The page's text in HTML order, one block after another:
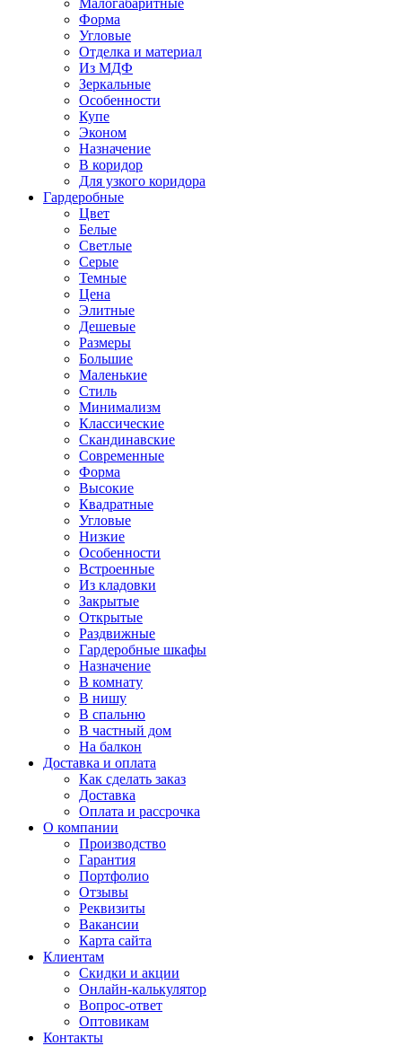
Малогабаритные
Форма
Угловые
Отделка и материал
Из МДФ
Зеркальные
Особенности
Купе
Эконом
Назначение
В коридор
Для узкого коридора
Гардеробные
Цвет
Белые
Светлые
Серые
Темные
Цена
Элитные
Дешевые
Размеры
Большие
Маленькие
Стиль
Минимализм
Классические
Скандинавские
Современные
Форма
Высокие
Квадратные
Угловые
Низкие
Особенности
Встроенные
Из кладовки
Закрытые
Открытые
Раздвижные
Гардеробные шкафы
Назначение
В комнату
В нишу
В спальню
В частный дом
На балкон
Доставка и оплата
Как сделать заказ
Доставка
Оплата и рассрочка
О компании
Производство
Гарантия
Портфолио
Отзывы
Реквизиты
Вакансии
Карта сайта
Клиентам
Скидки и акции
Онлайн-калькулятор
Вопрос-ответ
Оптовикам
Контакты